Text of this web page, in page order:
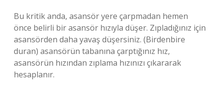
Bu kritik anda, asansör yere çarpmadan hemen
önce belirli bir asansör hızıyla düşer. Zıpladığınız için
asansörden daha yavaş düşersiniz. (Birdenbire
duran) asansörün tabanına çarptığınız hız,
asansörün hızından zıplama hızınızı çıkararak
hesaplanır.